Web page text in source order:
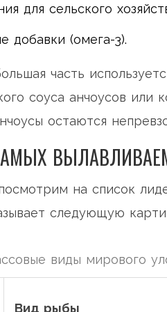
для сельского
добавки (омега-3).
часть
соуса анчоусов
остаются
на список
следующую
виды мирового
Вид рыбы